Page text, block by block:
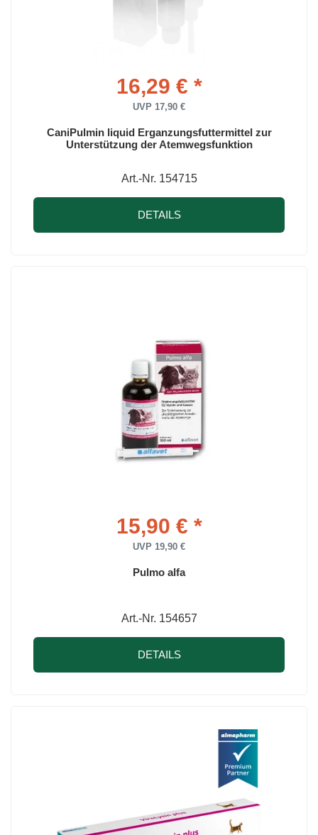
16,29 € *
UVP 17,90 €
CaniPulmin liquid Erganzungsfuttermittel zur
Unterstützung der Atemwegsfunktion
Art.-Nr. 154715
DETAILS
15,90 € *
UVP 19,90 €
Pulmo alfa
Art.-Nr. 154657
DETAILS